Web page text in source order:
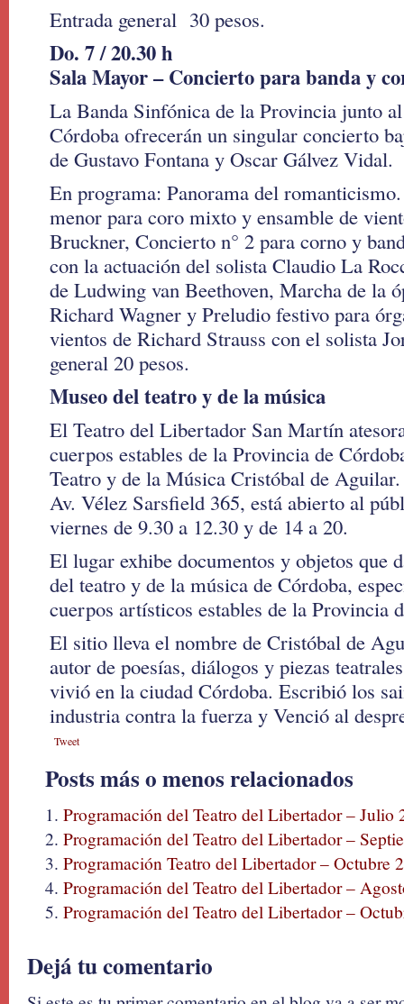
Entrada general 30 pesos.
Do. 7 / 20.30 h
Sala Mayor – Concierto para banda y
La Banda Sinfónica de la Provincia junto
Córdoba ofrecerán un singular concierto
de Gustavo Fontana y Oscar Gálvez Vidal.
En programa: Panorama del
menor para coro mixto y ensamble de
Bruckner, Concierto n° 2 para corno y
con la actuación del solista Claudio La
de Ludwing van Beethoven, Marcha de la
Richard Wagner y Preludio festivo para
vientos de Richard Strauss con el solista
general 20 pesos.
Museo del teatro y de la música
El Teatro del Libertador San Martín
cuerpos estables de la Provincia de
Teatro y de la Música Cristóbal de
Av. Vélez Sarsfield 365, está abierto al
viernes de 9.30 a 12.30 y de 14 a 20.
El lugar exhibe documentos y objetos que
del teatro y de la música de Córdoba,
cuerpos artísticos estables de la Provincia
El sitio lleva el nombre de Cristóbal de
autor de poesías, diálogos y piezas
vivió en la ciudad Córdoba. Escribió los
industria contra la fuerza y Venció al
Tweet
Posts más o menos relacionados
Programación del Teatro del Libertador – Julio
Programación del Teatro del Libertador –
Programación Teatro del Libertador – Octubre
Programación del Teatro del Libertador –
Programación del Teatro del Libertador –
Dejá tu comentario